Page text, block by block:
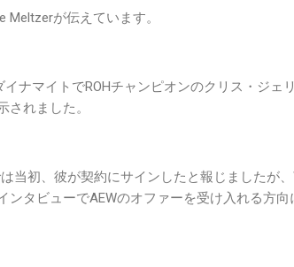
Meltzerが伝えています。
ナマイトでROHチャンピオンのクリス・ジェ
されました。
当初、彼が契約にサインしたと報じましたが
ンタビューでAEWのオファーを受け入れる方